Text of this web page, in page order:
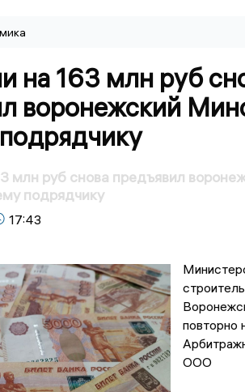
на 163 млн руб
воронежский
млн руб снова предъявил
подрядчику
17:43
повторно
ООО